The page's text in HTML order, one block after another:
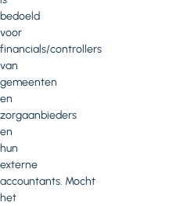
bedoeld
voor
financials/controllers
van
gemeenten
en
zorgaanbieders
en
hun
externe
accountants. Mocht
het